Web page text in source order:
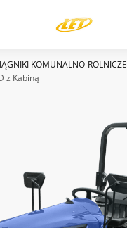
KOMUNALNO-ROLNICZE
z Kabiną